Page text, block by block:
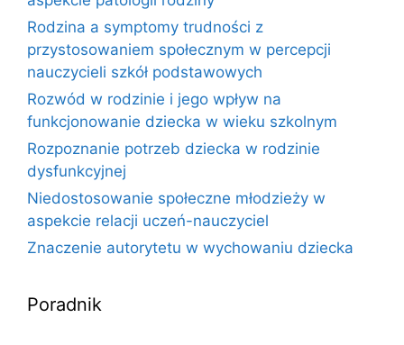
Rodzina a symptomy trudności z
przystosowaniem społecznym w percepcji
nauczycieli szkół podstawowych
Rozwód w rodzinie i jego wpływ na
funkcjonowanie dziecka w wieku szkolnym
Rozpoznanie potrzeb dziecka w rodzinie
dysfunkcyjnej
Niedostosowanie społeczne młodzieży w
aspekcie relacji uczeń-nauczyciel
Znaczenie autorytetu w wychowaniu dziecka
Poradnik